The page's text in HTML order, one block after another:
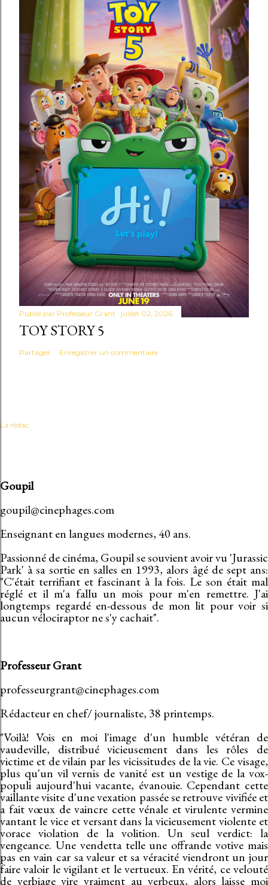
Publié par Professeur Grant juillet 02, 2026
TOY STORY 5
Partager Enregistrer un commentaire
La rédac
Goupil
goupil@cinephages.com
Enseignant en langues modernes, 40 ans.
Passionné de cinéma, Goupil se souvient avoir vu 'Jurassic
Park' à sa sortie en salles en 1993, alors âgé de sept ans:
"C'était terrifiant et fascinant à la fois. Le son était mal
réglé et il m'a fallu un mois pour m'en remettre. J'ai
longtemps regardé en-dessous de mon lit pour voir si
aucun vélociraptor ne s'y cachait".
Professeur Grant
professeurgrant@cinephages.com
Rédacteur en chef/ journaliste, 38 printemps.
"Voilà! Vois en moi l'image d'un humble vétéran de
vaudeville, distribué vicieusement dans les rôles de
victime et de vilain par les vicissitudes de la vie. Ce visage,
plus qu'un vil vernis de vanité est un vestige de la vox-
populi aujourd'hui vacante, évanouie. Cependant cette
vaillante visite d'une vexation passée se retrouve vivifiée et
a fait vœux de vaincre cette vénale et virulente vermine
vantant le vice et versant dans la vicieusement violente et
vorace violation de la volition. Un seul verdict: la
vengeance. Une vendetta telle une offrande votive mais
pas en vain car sa valeur et sa véracité viendront un jour
faire valoir le vigilant et le vertueux. En vérité, ce velouté
de verbiage vire vraiment au verbeux, alors laisse moi